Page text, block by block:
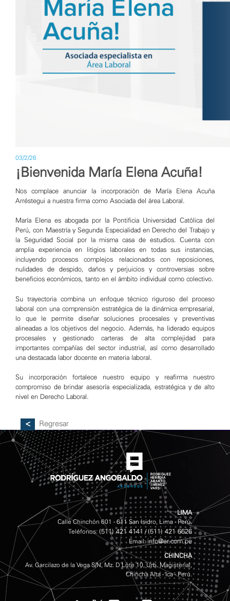
03/2/26
¡Bienvenida María Elena Acuña!
Nos complace anunciar la incorporación de María Elena Acuña
Arréstegui a nuestra firma como Asociada del área Laboral.
María Elena es abogada por la Pontificia Universidad Católica del
Perú, con Maestría y Segunda Especialidad en Derecho del Trabajo y
la Seguridad Social por la misma casa de estudios. Cuenta con
amplia experiencia en litigios laborales en todas sus instancias,
incluyendo procesos complejos relacionados con reposiciones,
nulidades de despido, daños y perjuicios y controversias sobre
beneficios económicos, tanto en el ámbito individual como colectivo.
Su trayectoria combina un enfoque técnico riguroso del proceso
laboral con una comprensión estratégica de la dinámica empresarial,
lo que le permite diseñar soluciones procesales y preventivas
alineadas a los objetivos del negocio. Además, ha liderado equipos
procesales y gestionado carteras de alta complejidad para
importantes compañías del sector industrial, así como desarrollado
una destacada labor docente en materia laboral.
Su incorporación fortalece nuestro equipo y reafirma nuestro
compromiso de brindar asesoría especializada, estratégica y de alto
nivel en Derecho Laboral.
Regresar
LIMA
Calle Chinchón 601 - 611 San Isidro, Lima - Perú.
Teléfonos: (511) 421 4141 /(511) 421 6626
Email:info@er.com.pe
CHINCHA
Av. Garcilazo de la Vega S/N, Mz. D Lote 10, Urb. Magisterial,
Chincha Alta - Ica - Perú.